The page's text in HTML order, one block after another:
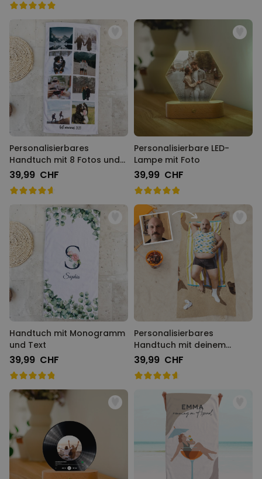
Personalisierbares
Handtuch mit 8 Fotos und
Text
39,99 CHF
Personalisierbare LED-
Lampe mit Foto
39,99 CHF
Handtuch mit Monogramm
und Text
39,99 CHF
Personalisierbares
Handtuch mit deinem
Traumkörper
39,99 CHF